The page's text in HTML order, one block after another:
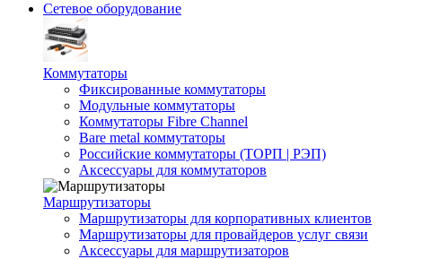
Сетевое оборудование
Коммутаторы
Фиксированные коммутаторы
Модульные коммутаторы
Коммутаторы Fibre Channel
Bare metal коммутаторы
Российские коммутаторы (ТОРП | РЭП)
Аксессуары для коммутаторов
Маршрутизаторы
Маршрутизаторы для корпоративных клиентов
Маршрутизаторы для провайдеров услуг связи
Аксессуары для маршрутизаторов